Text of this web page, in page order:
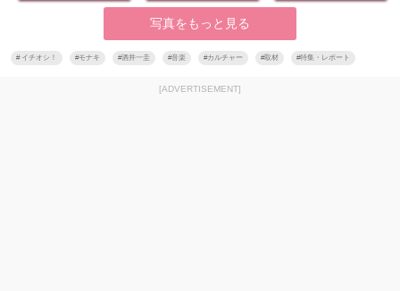
写真をもっと見る
#イチオシ！ #モナキ #酒井一圭 #音楽 #カルチャー #取材 #特集・レポート
[ADVERTISEMENT]